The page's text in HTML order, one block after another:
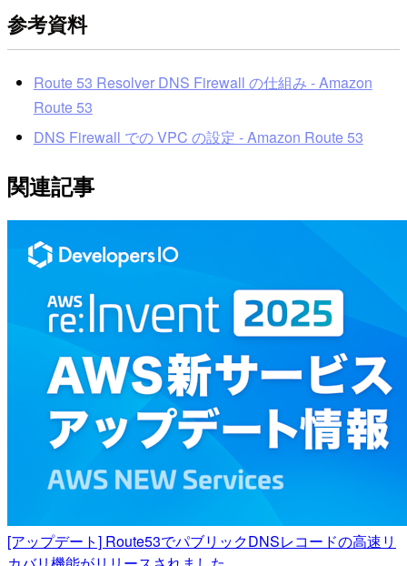
参考資料
Route 53 Resolver DNS Firewall の仕組み - Amazon
Route 53
DNS Firewall での VPC の設定 - Amazon Route 53
関連記事
[アップデート] Route53でパブリックDNSレコードの高速リ